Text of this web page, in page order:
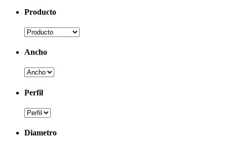
Producto
Ancho
Perfil
Diametro